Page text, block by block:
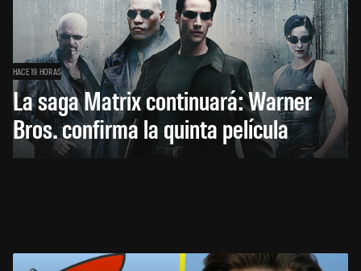
HACE 19 HORAS
La saga Matrix continuará: Warner
Bros. confirma la quinta película